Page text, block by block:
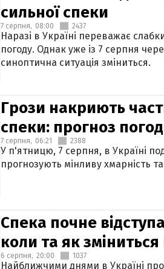
сильної спеки
7 серпня, 08:00 2437
Наразі в Україні переважає
погоду. Однак уже із 7 серпня
синоптична ситуація зміниться.
Грози накриють
спеки: прогноз
7 серпня, 06:21 2388
У п'ятницю, 7 серпня, в Україні
прогнозують мінливу хмарність
Спека почне
коли та як зміниться
6 серпня, 20:00 1037
Найближчими днями в Україні